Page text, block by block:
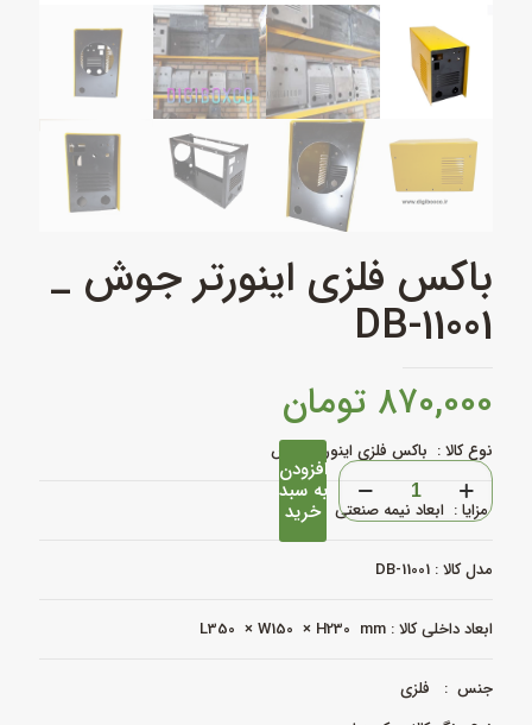
باکس فلزی اینورتر جوش _
DB-11001
۸۷۰,۰۰۰ تومان
نوع کالا : باکس فلزی اینورتر جوش
مزایا : ابعاد نیمه صنعتی
مدل کالا : DB-11001
ابعاد داخلی کالا : L350 × W150 × H230 mm
جنس : فلزی
باکس
فلزی
اینورتر
DB-
عدد
افزودن
به سبد
خرید